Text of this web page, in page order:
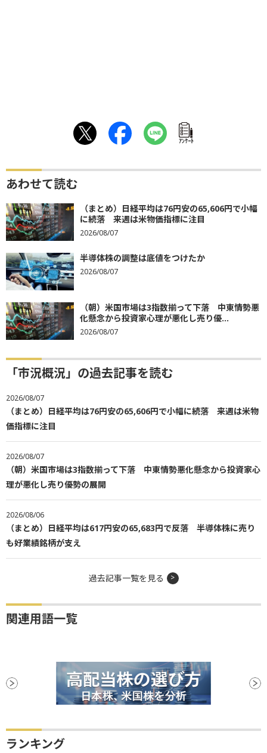
ｱﾝｹｰﾄ
あわせて読む
（まとめ）日経平均は76円安の65,606円で小幅
に続落 来週は米物価指標に注目
2026/08/07
半導体株の調整は底値をつけたか
2026/08/07
（朝）米国市場は3指数揃って下落 中東情勢悪
化懸念から投資家心理が悪化し売り優...
2026/08/07
「市況概況」の過去記事を読む
2026/08/07
（まとめ）日経平均は76円安の65,606円で小幅に続落 来週は米物
価指標に注目
2026/08/07
（朝）米国市場は3指数揃って下落 中東情勢悪化懸念から投資家心
理が悪化し売り優勢の展開
2026/08/06
（まとめ）日経平均は617円安の65,683円で反落 半導体株に売り
も好業績銘柄が支え
過去記事一覧を見る
関連用語一覧
ランキング